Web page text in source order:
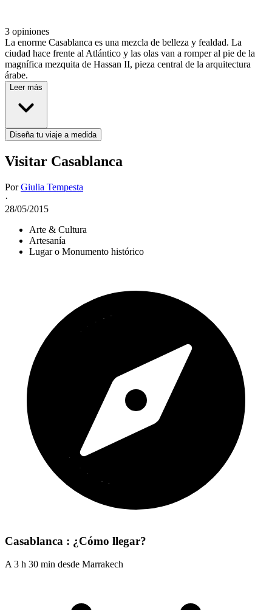
3 opiniones
La enorme Casablanca es una mezcla de belleza y fealdad. La
ciudad hace frente al Atlántico y las olas van a romper al pie de la
magnífica mezquita de Hassan II, pieza central de la arquitectura
árabe.
Leer más
Diseña tu viaje a medida
Visitar Casablanca
PorGiulia Tempesta
·
28/05/2015
Arte & Cultura
Artesanía
Lugar o Monumento histórico
Casablanca : ¿Cómo llegar?
A 3 h 30 min desde Marrakech